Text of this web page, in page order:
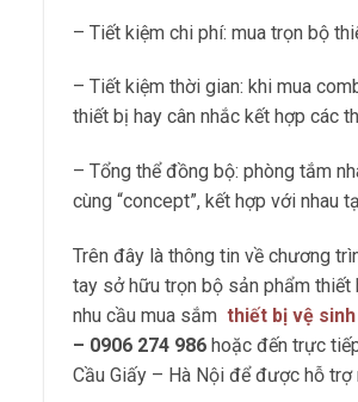
– Tiết kiệm chi phí: mua trọn bộ
– Tiết kiệm thời gian: khi mua
thiết bị hay cân nhắc kết hợp các
– Tổng thể đồng bộ: phòng tắm
cùng “concept”, kết hợp với nhau
Trên đây là thông tin về chương
tay sở hữu trọn bộ sản phẩm thiết
nhu cầu mua sắm thiết bị vệ sinh
– 0906 274 986 hoặc đến trực
Cầu Giấy – Hà Nội để được hỗ